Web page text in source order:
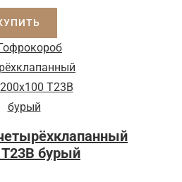
Т23В бурый